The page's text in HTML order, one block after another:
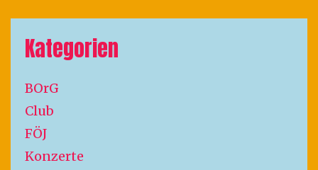
Kategorien
BOrG
Club
FÖJ
Konzerte